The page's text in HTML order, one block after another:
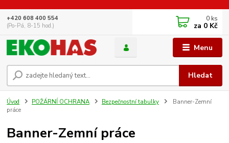
Menu
Hledat
+420 608 400 554
(Po-Pá, 8-15 hod.)
0 ks
za 0 Kč
Úvod POŽÁRNÍ OCHRANA Bezpečnostní tabulky
Banner-Zemní
práce
Banner-Zemní práce